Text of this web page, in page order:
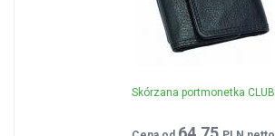
Skórzana portmonetka CLUB